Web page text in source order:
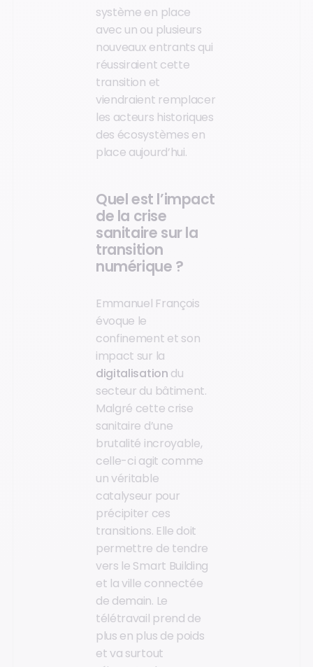
système en place
avec un ou plusieurs
nouveaux entrants qui
réussiraient cette
transition et
viendraient remplacer
les acteurs historiques
des écosystèmes en
place aujourd’hui.
Quel est l’impact
de la crise
sanitaire sur la
transition
numérique ?
Emmanuel François
évoque le
confinement et son
impact sur la
digitalisation du
secteur du bâtiment.
Malgré cette crise
sanitaire d’une
brutalité incroyable,
celle-ci agit comme
un véritable
catalyseur pour
précipiter ces
transitions. Elle doit
permettre de tendre
vers le Smart Building
et la ville connectée
de demain. Le
télétravail prend de
plus en plus de poids
et va surtout